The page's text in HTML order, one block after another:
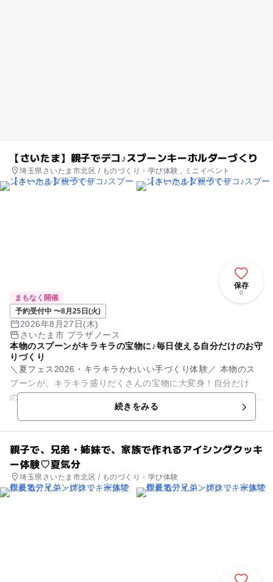
【さいたま】親子でデコ♪スプーンキーホルダーづくり
埼玉県さいたま市北区 / ものづくり・学び体験 , ミニイベント
保存
0
まもなく開催
予約受付中 〜8月25日(火)
2026年8月27日(木)
さいたま市 プラザノース
本物のスプーンがキラキラの宝物に♪毎日使える自分だけのお守
りづくり
＼夏フェス2026・キラキラかわいい手づくり体験／ 本物のス
プーンが、キラキラ盛りだくさんの宝物に大変身！自分だけ
の"スプーンキーホルダー"を、親子でつくってみませんか?😊
続きをみる
親子で、兄弟・姉妹で、家族で作れるアイシングクッキ
ー体験♡夏気分
埼玉県さいたま市北区 / ものづくり・学び体験